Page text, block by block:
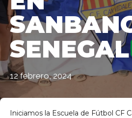
SENEGAL
12 febrero, 2024
Iniciamos la Escuela de Fútbol CF